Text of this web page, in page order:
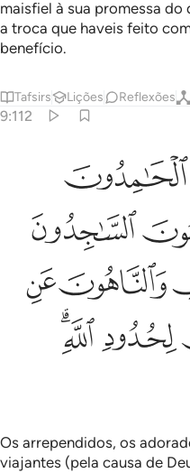
maisfiel à sua promessa do
a troca que haveis feito
benefício.
Tafsirs Lições Reflexões
9:112
الراكعون الساجدون الامرون
ٱلرَّٰكِعُونَ
ﱃ
ﱆ
ﱉﱊ
ﱍﱎﱏ
Os arrependidos, os
viajantes (pela causa de